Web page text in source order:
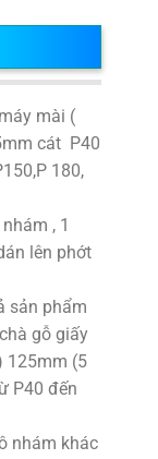
mài (
cát P40
180,
, 1
lên phớt
sản phẩm
gỗ giấy
125mm (5
P40 đến
nhám khác